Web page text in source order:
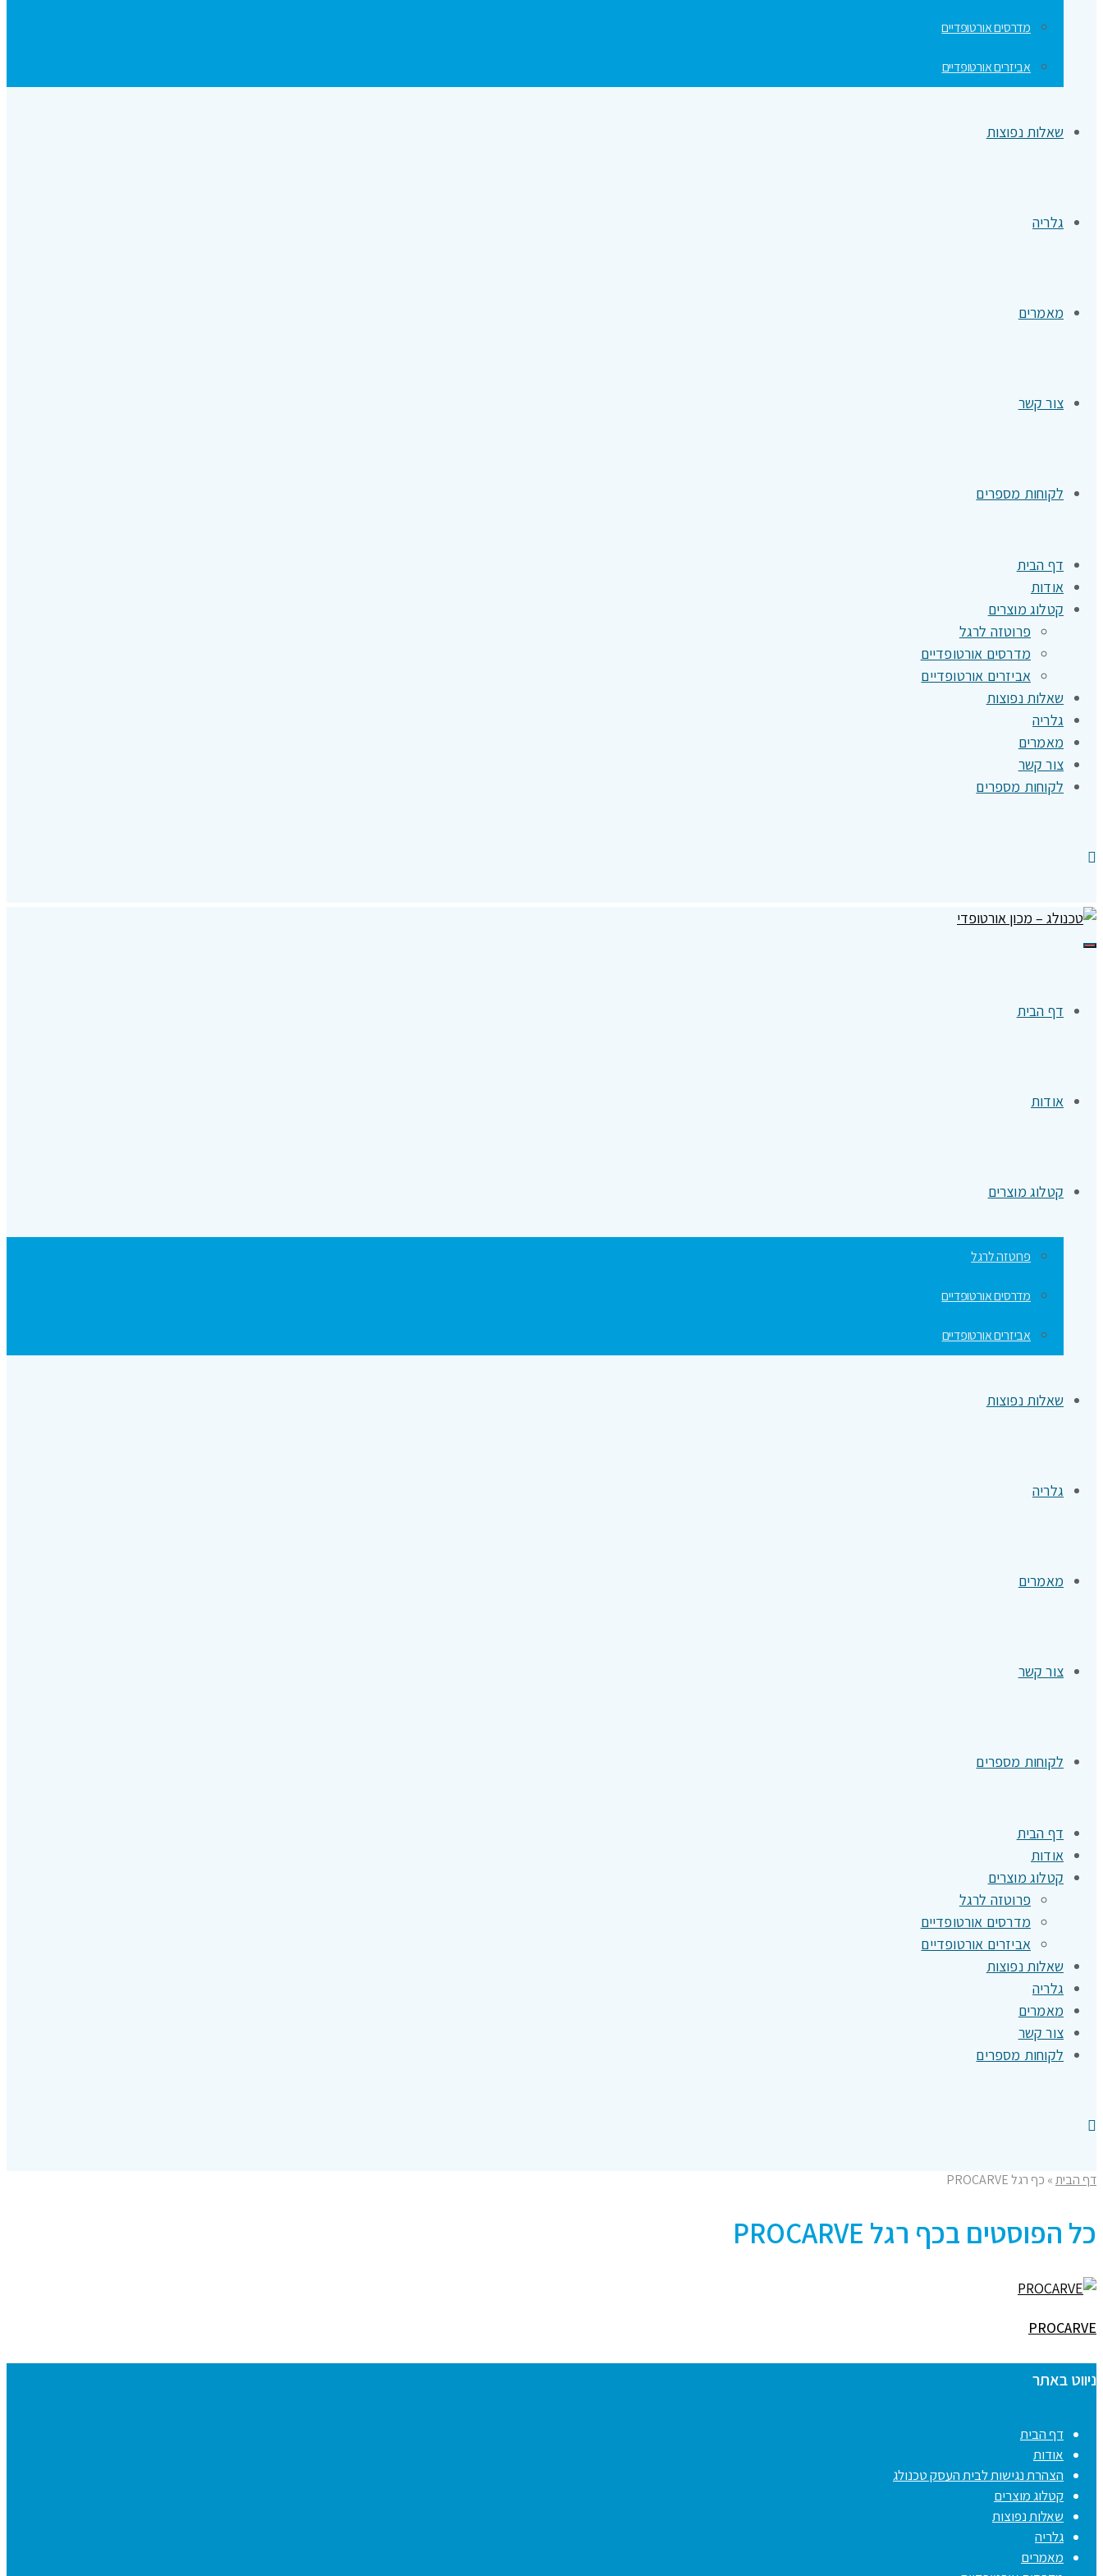
מדרסים אורטופדיים
אביזרים אורטופדיים
שאלות נפוצות
גלריה
מאמרים
צור קשר
לקוחות מספרים
דף הבית
אודות
קטלוג מוצרים
פרוטזה לרגל
מדרסים אורטופדיים
אביזרים אורטופדיים
שאלות נפוצות
גלריה
מאמרים
צור קשר
לקוחות מספרים
תפריט
דף הבית
אודות
קטלוג מוצרים
פרוטזה לרגל
מדרסים אורטופדיים
אביזרים אורטופדיים
שאלות נפוצות
גלריה
מאמרים
צור קשר
לקוחות מספרים
דף הבית
אודות
קטלוג מוצרים
פרוטזה לרגל
מדרסים אורטופדיים
אביזרים אורטופדיים
שאלות נפוצות
גלריה
מאמרים
צור קשר
לקוחות מספרים
דף הבית» כף רגל PROCARVE
כל הפוסטים בכף רגל PROCARVE
PROCARVE
ניווט באתר
דף הבית
אודות
הצהרת נגישות לבית העסק טכנולג
קטלוג מוצרים
שאלות נפוצות
גלריה
מאמרים